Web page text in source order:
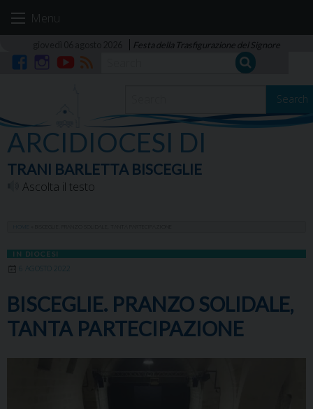
Menu
Festa della Trasfigurazione del Signore
Search
ARCIDIOCESI DI
TRANI BARLETTA BISCEGLIE
Ascolta il testo
IN DIOCESI
6 AGOSTO 2022
BISCEGLIE. PRANZO SOLIDALE,
TANTA PARTECIPAZIONE